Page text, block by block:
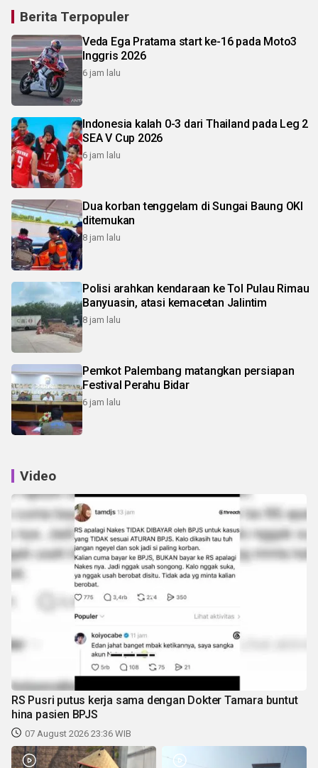
Berita Terpopuler
Veda Ega Pratama start ke-16 pada Moto3
Inggris 2026
6 jam lalu
Indonesia kalah 0-3 dari Thailand pada Leg 2
SEA V Cup 2026
6 jam lalu
Dua korban tenggelam di Sungai Baung OKI
ditemukan
8 jam lalu
Polisi arahkan kendaraan ke Tol Pulau Rimau
Banyuasin, atasi kemacetan Jalintim
8 jam lalu
Pemkot Palembang matangkan persiapan
Festival Perahu Bidar
6 jam lalu
Video
RS Pusri putus kerja sama dengan Dokter Tamara buntut
hina pasien BPJS
07 August 2026 23:36 WIB